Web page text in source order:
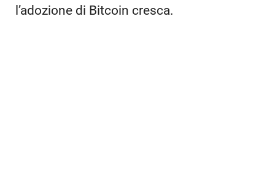
l’adozione di Bitcoin cresca.